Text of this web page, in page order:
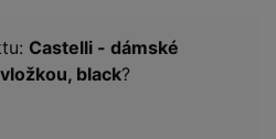
Castelli - dámské
black?